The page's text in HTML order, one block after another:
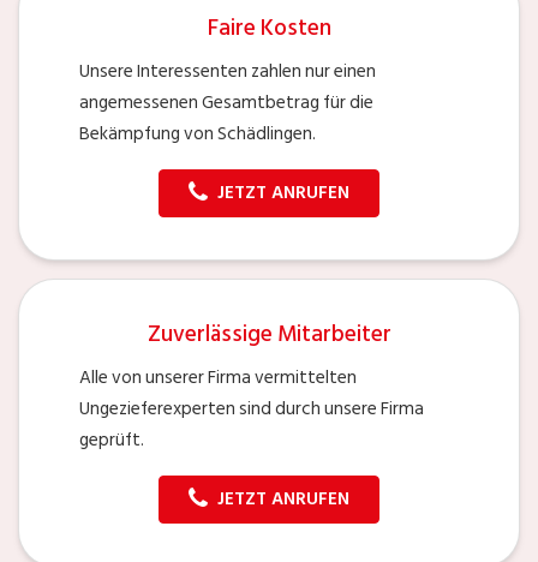
Faire Kosten
Unsere Interessenten zahlen nur einen
angemessenen Gesamtbetrag für die
Bekämpfung von Schädlingen.
JETZT ANRUFEN
Zuverlässige Mitarbeiter
Alle von unserer Firma vermittelten
Ungezieferexperten sind durch unsere Firma
geprüft.
JETZT ANRUFEN